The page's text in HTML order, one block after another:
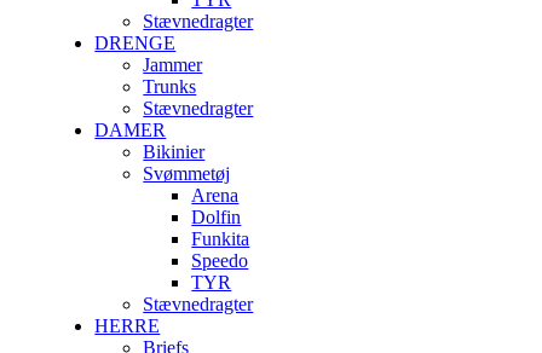
Stævnedragter
DRENGE
Jammer
Trunks
Stævnedragter
DAMER
Bikinier
Svømmetøj
Arena
Dolfin
Funkita
Speedo
TYR
Stævnedragter
HERRE
Briefs